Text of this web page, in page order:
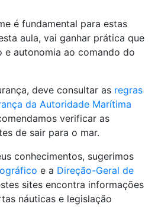
é fundamental para estas
aula, vai ganhar prática que
e autonomia ao comando do
deve consultar as regras
da Autoridade Marítima
verificar as
de sair para o mar.
conhecimentos, sugerimos
e a Direção-Geral de
sites encontra informações
náuticas e legislação